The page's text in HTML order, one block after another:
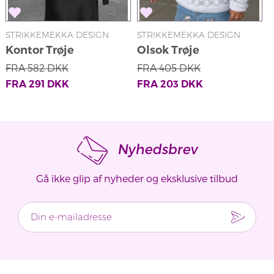
STRIKKEMEKKA DESIGN
Kontor Trøje
FRA 582DKK
FRA 291 DKK
STRIKKEMEKKA DESIGN
Olsok Trøje
FRA 405DKK
FRA 203DKK
Nyhedsbrev
Gå ikke glip af nyheder og eksklusive tilbud